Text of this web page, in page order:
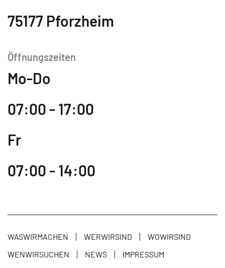
75177 Pforzheim
Öffnungszeiten
Mo-Do
07:00 - 17:00
Fr
07:00 - 14:00
WASWIRMACHEN WERWIRSIND
WOWIRSIND
WENWIRSUCHEN
NEWS IMPRESSUM